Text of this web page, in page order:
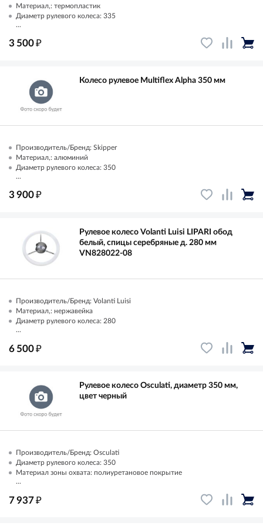
Материал,: термопластик
Диаметр рулевого колеса: 335
...
3 500₽
Колесо рулевое Multiflex Alpha 350 мм
Производитель/Бренд: Skipper
Материал,: алюминий
Диаметр рулевого колеса: 350
...
3 900₽
Рулевое колесо Volanti Luisi LIPARI обод
белый, спицы серебряные д. 280 мм
VN828022-08
Производитель/Бренд: Volanti Luisi
Материал,: нержавейка
Диаметр рулевого колеса: 280
...
6 500₽
Рулевое колесо Osculati, диаметр 350 мм,
цвет черный
Производитель/Бренд: Osculati
Диаметр рулевого колеса: 350
Материал зоны охвата: полиуретановое покрытие
...
7 937₽